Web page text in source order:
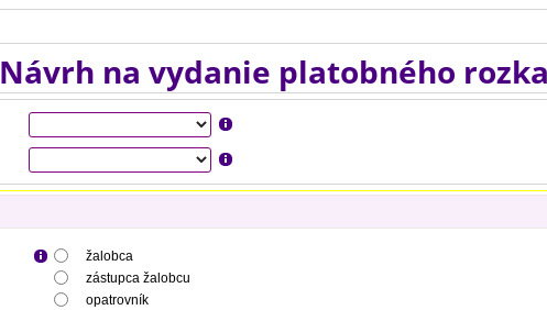
Návrh na vydanie platobného
žalobca
zástupca žalobcu
opatrovník